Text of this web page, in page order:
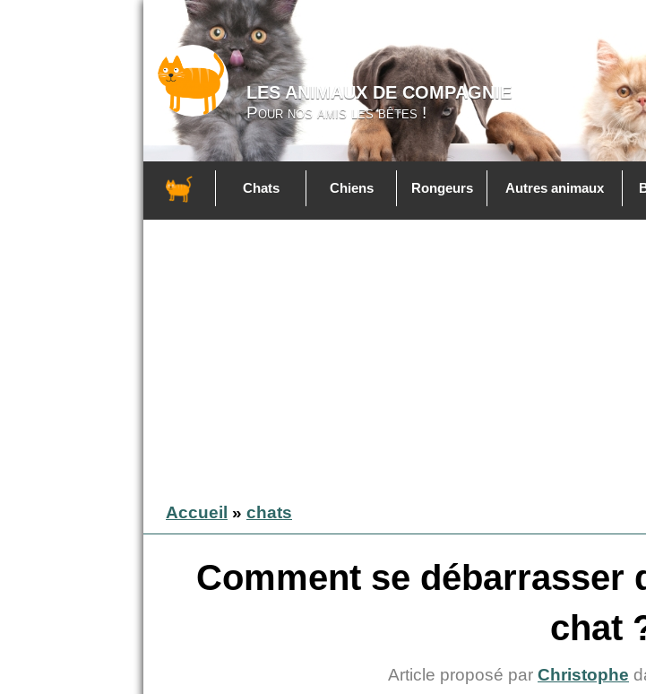
LES ANIMAUX DE COMPAGNIE
Pour nos amis les bêtes !
Chats Chiens Rongeurs Autres animaux
Accueil » chats
Comment se débarrasser
chat
Article proposé par Christophe